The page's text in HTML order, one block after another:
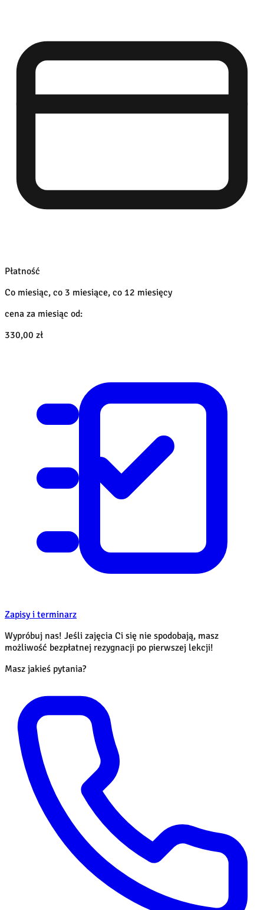
Płatność
Co miesiąc, co 3 miesiące, co 12 miesięcy
cena za miesiąc od:
330,00 zł
Zapisy i terminarz
Wypróbuj nas! Jeśli zajęcia Ci się nie spodobają, masz
możliwość bezpłatnej rezygnacji po pierwszej lekcji!
Masz jakieś pytania?